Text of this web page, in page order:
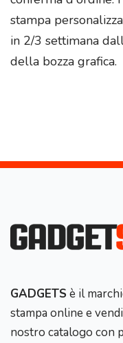
stampa
in 2/3 settimana
della bozza grafica.
GADGETS è il
stampa online e
nostro catalogo con